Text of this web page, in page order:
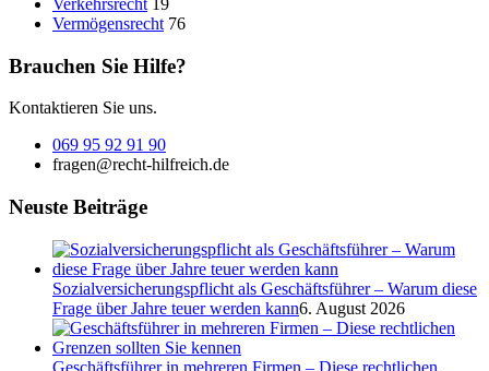
Vermögensrecht 76
Brauchen Sie Hilfe?
Kontaktieren Sie uns.
069 95 92 91 90
fragen@recht-hilfreich.de
Neuste Beiträge
Sozialversicherungspflicht als Geschäftsführer – Warum diese
Frage über Jahre teuer werden kann6. August 2026
Geschäftsführer in mehreren Firmen – Diese rechtlichen